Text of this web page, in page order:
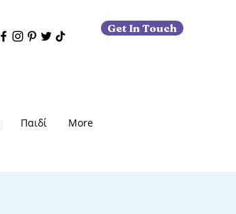
Get In Touch
Παιδί More